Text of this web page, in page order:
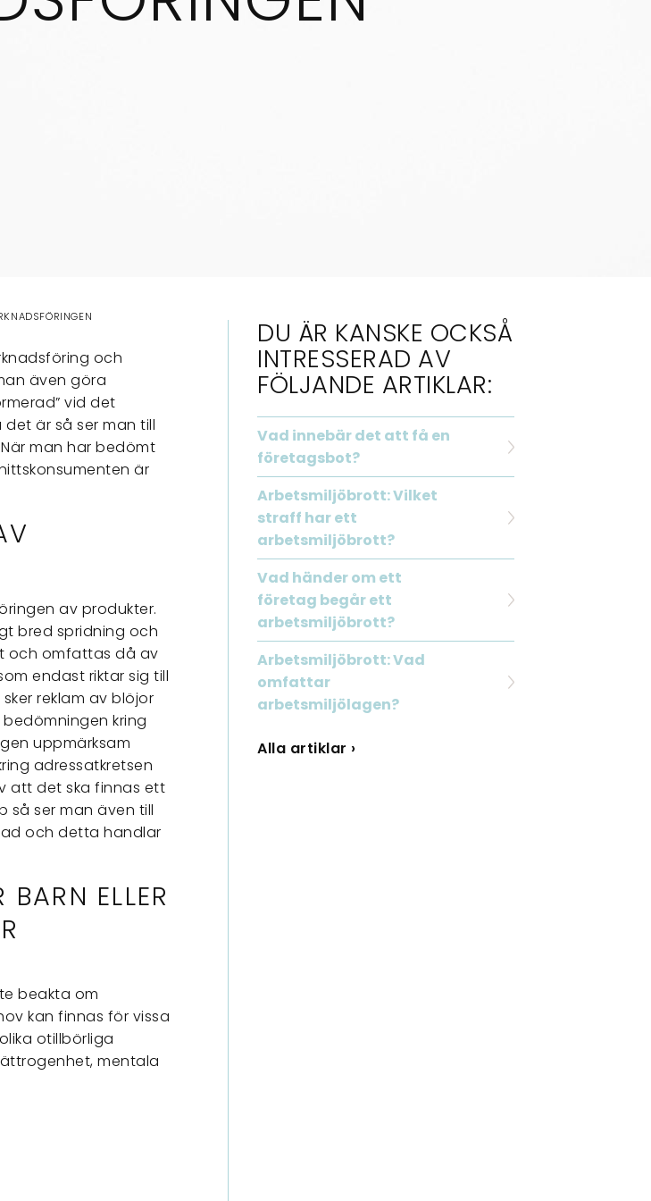
och
även göra
vid det
är så ser man till
man har bedömt
är
av produkter.
bred spridning och
och omfattas då av
endast riktar sig till
reklam av blöjor
kring
uppmärksam
adressatkretsen
att det ska finnas ett
så ser man även till
och detta handlar
ELLER
beakta om
kan finnas för vissa
otillbörliga
mentala
DU ÄR KANSKE OCKSÅ
INTRESSERAD AV
FÖLJANDE ARTIKLAR:
Vad innebär det att få en
företagsbot?
Arbetsmiljöbrott: Vilket
straff har ett
arbetsmiljöbrott?
Vad händer om ett
företag begår ett
arbetsmiljöbrott?
Arbetsmiljöbrott: Vad
omfattar
arbetsmiljölagen?
Alla artiklar ›